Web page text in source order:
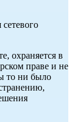
охраняется в
праве и не
то ни было